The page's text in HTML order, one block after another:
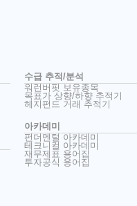
수급 추적/분석
워런버핏 보유종목
목표가 상향/하향 추적기
헤지펀드 거래 추적기
아카데미
펀더멘털 아카데미
테크니컬 아카데미
재무제표 용어집
투자공식 용어집